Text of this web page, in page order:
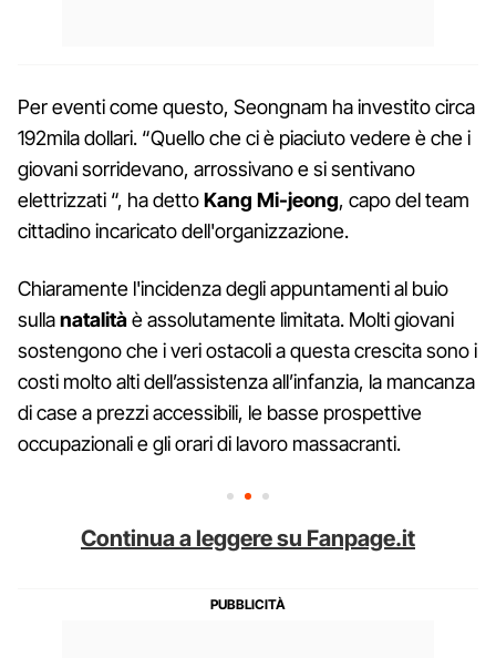
Per eventi come questo, Seongnam ha investito circa
192mila dollari. “Quello che ci è piaciuto vedere è che i
giovani sorridevano, arrossivano e si sentivano
elettrizzati “, ha dettoKang Mi-jeong, capo del team
cittadino incaricato dell'organizzazione.
Chiaramente l'incidenza degli appuntamenti al buio
sullanatalitàè assolutamente limitata. Molti giovani
sostengono che i veri ostacoli a questa crescita sono i
costi molto alti dell’assistenza all’infanzia, la mancanza
di case a prezzi accessibili, le basse prospettive
occupazionali e gli orari di lavoro massacranti.
Continua a leggere su Fanpage.it